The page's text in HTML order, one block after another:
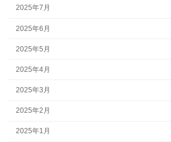
2025年7月
2025年6月
2025年5月
2025年4月
2025年3月
2025年2月
2025年1月